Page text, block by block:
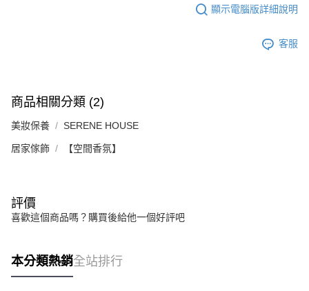
顯示電腦版詳細說明
客服
商品相關分類 (2)
美妝保養 SERENE HOUSE
居家傢飾 【空間香氛】
評價
喜歡這個商品嗎？購買後給他一個好評吧
本分類熱銷全站排行